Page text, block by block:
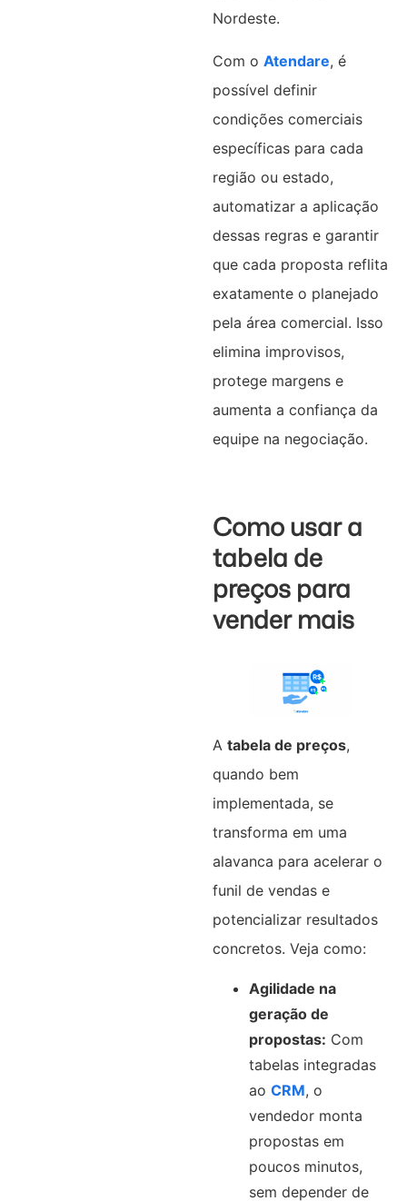
Nordeste.
Com o Atendare, é
possível definir
condições comerciais
específicas para cada
região ou estado,
automatizar a aplicação
dessas regras e garantir
que cada proposta reflita
exatamente o planejado
pela área comercial. Isso
elimina improvisos,
protege margens e
aumenta a confiança da
equipe na negociação.
Como usar a
tabela de
preços para
vender mais
A tabela de preços,
quando bem
implementada, se
transforma em uma
alavanca para acelerar o
funil de vendas e
potencializar resultados
concretos. Veja como:
Agilidade na
geração de
propostas: Com
tabelas integradas
ao CRM, o
vendedor monta
propostas em
poucos minutos,
sem depender de